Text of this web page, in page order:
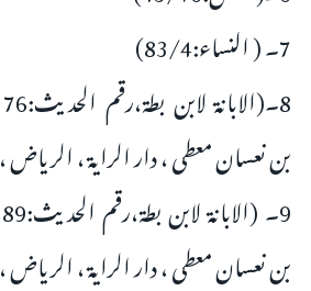
7۔ ( النساء:83/4)
بن نعسان معطی ، دار الرایۃ ، الریاض ،1988)
بن نعسان معطی ، دار الرایۃ ، الریاض ،1988)